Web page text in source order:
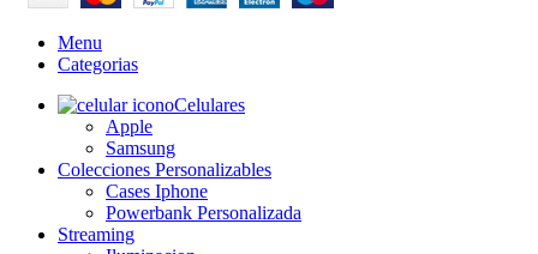
Menu
Categorias
Celulares
Apple
Samsung
Colecciones Personalizables
Cases Iphone
Powerbank Personalizada
Streaming